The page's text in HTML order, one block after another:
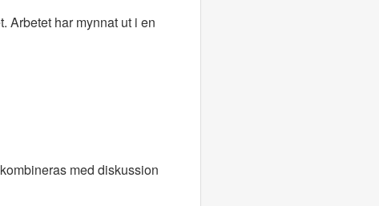
Arbetet har mynnat ut i en
med diskussion